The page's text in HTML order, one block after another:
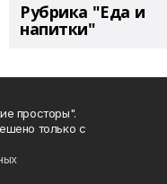
Рубрика "Еда и
напитки"
просторы".
только с